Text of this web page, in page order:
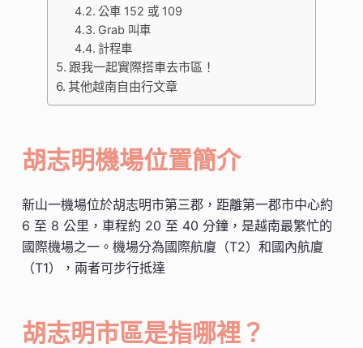
公車 152 或 109
Grab 叫車
計程車
跟我一起實際搭車去市區！
其他越南自由行文章
胡志明機場位置簡介
新山一機場位於胡志明市第三郡，距離第一郡市中心約
6 至 8 公里，車程約 20 至 40 分鐘，是越南最繁忙的
國際機場之一。機場分為國際航廈（T2）和國內航廈
（T1），兩者可步行抵達
胡志明市區是指哪裡？